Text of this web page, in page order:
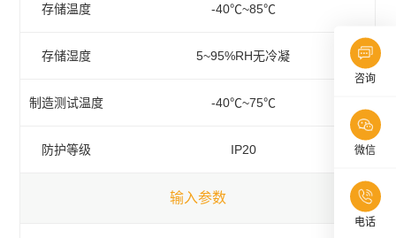
咨询
微信
电话
存储温度 -40℃~85℃
存储湿度 5~95%RH无冷凝
制造测试温度 -40℃~75℃
防护等级 IP20
输入参数